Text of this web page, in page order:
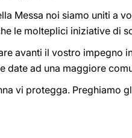
Messa noi siamo uniti a
le molteplici iniziative di
avanti il vostro impegno
date ad una maggiore
vi protegga. Preghiamo